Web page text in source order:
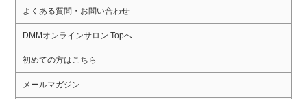
よくある質問・お問い合わせ
DMMオンラインサロン Topへ
初めての方はこちら
メールマガジン